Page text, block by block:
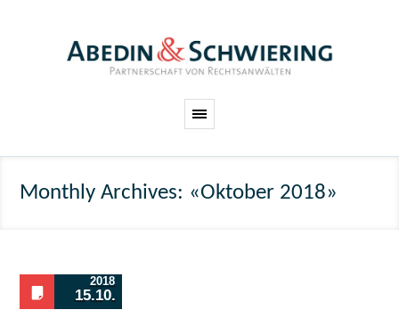
Monthly Archives: «Oktober 2018»
2018
15.10.